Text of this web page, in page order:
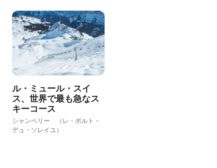
ル・ミュール・スイ
ス、世界で最も急なス
キーコース
シャンペリー （レ・ポルト・
デュ・ソレイユ）